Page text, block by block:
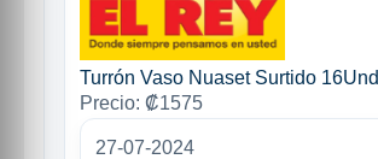
Turrón Vaso Nuaset Surtido 16Und
Precio: ₡1575
27-07-2024